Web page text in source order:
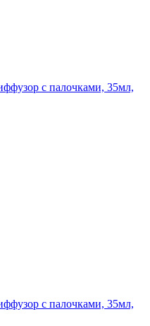
с палочками, 35мл,
с палочками, 35мл,